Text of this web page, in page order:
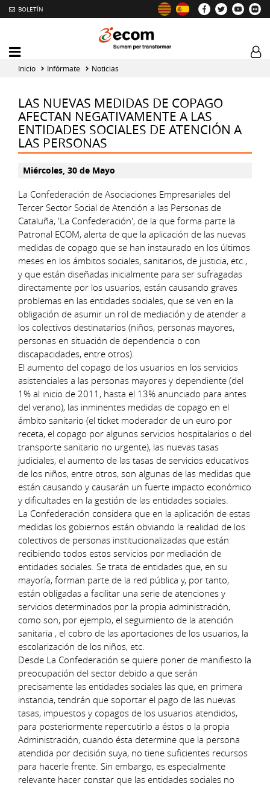
BOLETÍN
Intercambiador
del
menú
Inicio Infórmate Noticias
LAS NUEVAS MEDIDAS DE COPAGO
AFECTAN NEGATIVAMENTE A LAS
ENTIDADES SOCIALES DE ATENCIÓN A
LAS PERSONAS
Miércoles, 30 de Mayo
La Confederación de Asociaciones Empresariales del
Tercer Sector Social de Atención a las Personas de
Cataluña, 'La Confederación', de la que forma parte la
Patronal ECOM, alerta de que la aplicación de las nuevas
medidas de copago que se han instaurado en los últimos
meses en los ámbitos sociales, sanitarios, de justicia, etc.,
y que están diseñadas inicialmente para ser sufragadas
directamente por los usuarios, están causando graves
problemas en las entidades sociales, que se ven en la
obligación de asumir un rol de mediación y de atender a
los colectivos destinatarios (niños, personas mayores,
personas en situación de dependencia o con
discapacidades, entre otros).
El aumento del copago de los usuarios en los servicios
asistenciales a las personas mayores y dependiente (del
1% al inicio de 2011, hasta el 13% anunciado para antes
del verano), las inminentes medidas de copago en el
ámbito sanitario (el ticket moderador de un euro por
receta, el copago por algunos servicios hospitalarios o del
transporte sanitario no urgente), las nuevas tasas
judiciales, el aumento de las tasas de servicios educativos
de los niños, entre otros, son algunas de las medidas que
están causando y causarán un fuerte impacto económico
y dificultades en la gestión de las entidades sociales.
La Confederación considera que en la aplicación de estas
medidas los gobiernos están obviando la realidad de los
colectivos de personas institucionalizadas que están
recibiendo todos estos servicios por mediación de
entidades sociales. Se trata de entidades que, en su
mayoría, forman parte de la red pública y, por tanto,
están obligadas a facilitar una serie de atenciones y
servicios determinados por la propia administración,
como son, por ejemplo, el seguimiento de la atención
sanitaria , el cobro de las aportaciones de los usuarios, la
escolarización de los niños, etc.
Desde La Confederación se quiere poner de manifiesto la
preocupación del sector debido a que serán
precisamente las entidades sociales las que, en primera
instancia, tendrán que soportar el pago de las nuevas
tasas, impuestos y copagos de los usuarios atendidos,
para posteriormente repercutirlo a éstos o la propia
Administración, cuando ésta determine que la persona
atendida por decisión suya, no tiene suficientes recursos
para hacerle frente. Sin embargo, es especialmente
relevante hacer constar que las entidades sociales no